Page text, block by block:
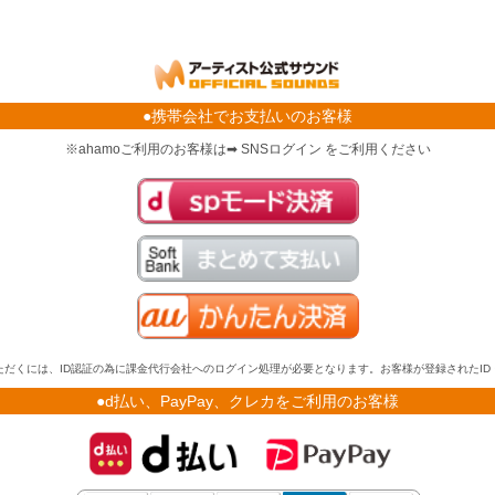
●携帯会社でお支払いのお客様
※ahamoご利用のお客様は➡ SNSログイン をご利用ください
くには、ID認証の為に課金代行会社へのログイン処理が必要となります。お客様が登録されたID
●d払い、PayPay、クレカをご利用のお客様